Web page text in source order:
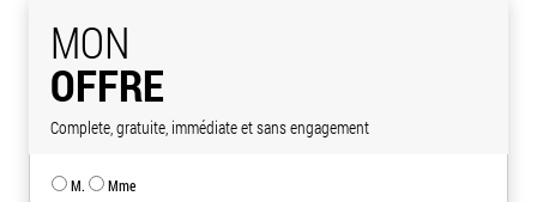
MON
OFFRE
Complete, gratuite, immédiate et sans engagement
M. Mme